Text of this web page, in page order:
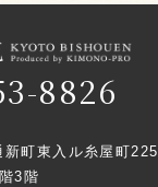
8826
町東入ル糸屋町225
3階